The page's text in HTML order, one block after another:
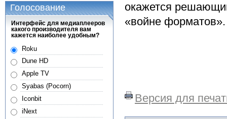
окажется
«войне форматов».
Версия для
Голосование
Интерфейс для медиаплееров
какого производителя вам
кажется наиболее удобным?
Roku
Dune HD
Apple TV
Syabas (Pocorn)
Iconbit
iNext